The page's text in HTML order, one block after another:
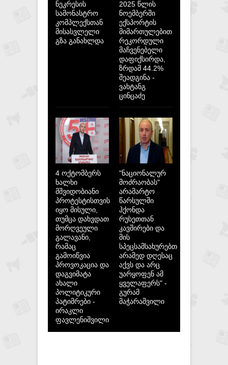
ნეკრესის
სამონასტრო
კომპლექსთან
მისასვლელი
გზა განახლდა
2025 წლის
ნოემბერში
ექსპორტის
მიმართულებით
რეკორდული
მაჩვენებელი
დაფიქსირდა,
ზრდამ 44.2%
შეადგინა -
ვახტანგ
ცინცაძე
4 ოქტომბერს
ხალხი
მშვიდობიანი
პროტესტისთვის
იყო მისული,
თუმცა დახვდათ
მორღვეული
გალავანი,
რამაც
გამოიწვია
პროვოკაცია და
დაგვიმატა
ახალი
პოლიტიკური
პატიმრები -
ირაკლი
ფავლენიშვილი
"ნაციონალურ
მოძრაობას"
არამარტო
წარსულში
ჰქონდა
რუსეთთან
კავშირები და
მის
სპეცსამსახურებთან,
არამედ დღესაც
აქვს და არც
უარყოფენ ამ
ყველაფერს" -
გურამ
მაჭარაშვილი